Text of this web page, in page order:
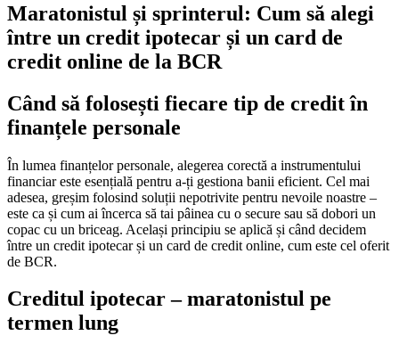
Maratonistul și sprinterul: Cum să alegi
între un credit ipotecar și un card de
credit online de la BCR
Când să folosești fiecare tip de credit în
finanțele personale
În lumea finanțelor personale, alegerea corectă a instrumentului
financiar este esențială pentru a-ți gestiona banii eficient. Cel mai
adesea, greșim folosind soluții nepotrivite pentru nevoile noastre –
este ca și cum ai încerca să tai pâinea cu o secure sau să dobori un
copac cu un briceag. Același principiu se aplică și când decidem
între un credit ipotecar și un card de credit online, cum este cel oferit
de BCR.
Creditul ipotecar – maratonistul pe
termen lung